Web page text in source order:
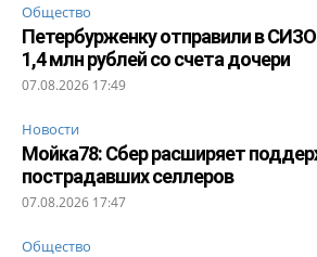
Общество
Петербурженку отправили в СИЗО
1,4 млн рублей со счета дочери
07.08.2026 17:49
Новости
Мойка78: Сбер расширяет
пострадавших селлеров
07.08.2026 17:47
Общество